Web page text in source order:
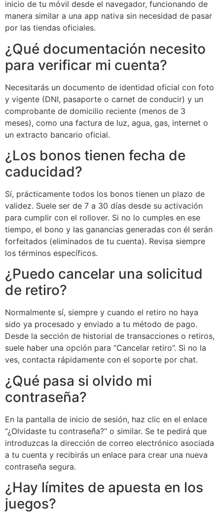
inicio de tu móvil desde el navegador, funcionando de
manera similar a una app nativa sin necesidad de pasar
por las tiendas oficiales.
¿Qué documentación necesito
para verificar mi cuenta?
Necesitarás un documento de identidad oficial con foto
y vigente (DNI, pasaporte o carnet de conducir) y un
comprobante de domicilio reciente (menos de 3
meses), como una factura de luz, agua, gas, internet o
un extracto bancario oficial.
¿Los bonos tienen fecha de
caducidad?
Sí, prácticamente todos los bonos tienen un plazo de
validez. Suele ser de 7 a 30 días desde su activación
para cumplir con el rollover. Si no lo cumples en ese
tiempo, el bono y las ganancias generadas con él serán
forfeitados (eliminados de tu cuenta). Revisa siempre
los términos específicos.
¿Puedo cancelar una solicitud
de retiro?
Normalmente sí, siempre y cuando el retiro no haya
sido ya procesado y enviado a tu método de pago.
Desde la sección de historial de transacciones o retiros,
suele haber una opción para “Cancelar retiro”. Si no la
ves, contacta rápidamente con el soporte por chat.
¿Qué pasa si olvido mi
contraseña?
En la pantalla de inicio de sesión, haz clic en el enlace
“¿Olvidaste tu contraseña?” o similar. Se te pedirá que
introduzcas la dirección de correo electrónico asociada
a tu cuenta y recibirás un enlace para crear una nueva
contraseña segura.
¿Hay límites de apuesta en los
juegos?